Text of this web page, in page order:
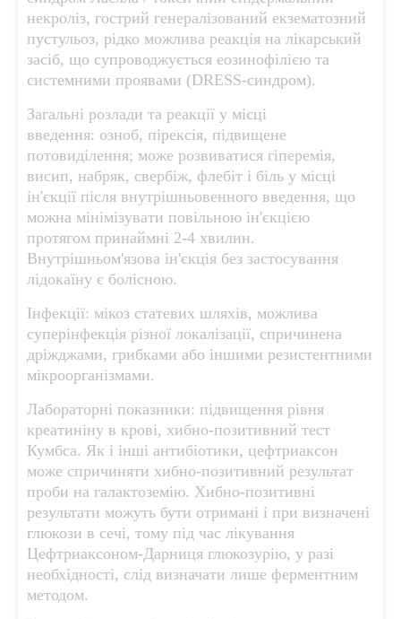
некроліз, гострий генералізований екзематозний
пустульоз, рідко можлива реакція на лікарський
засіб, що супроводжується еозинофілією та
системними проявами (DRESS-синдром).
Загальні розлади та реакції у місці
введення: озноб, пірексія, підвищене
потовиділення; може розвиватися гіперемія,
висип, набряк, свербіж, флебіт і біль у місці
ін'єкції після внутрішньовенного введення, що
можна мінімізувати повільною ін'єкцією
протягом принаймні 2-4 хвилин.
Внутрішньом'язова ін'єкція без застосування
лідокаїну є болісною.
Інфекції: мікоз статевих шляхів, можлива
суперінфекція різної локалізації, спричинена
дріжджами, грибками або іншими резистентними
мікроорганізмами.
Лабораторні показники: підвищення рівня
креатиніну в крові, хибно-позитивний тест
Кумбса. Як і інші антибіотики, цефтриаксон
може спричиняти хибно-позитивний результат
проби на галактоземію. Хибно-позитивні
результати можуть бути отримані і при визначені
глюкози в сечі, тому під час лікування
Цефтриаксоном-Дарниця глюкозурію, у разі
необхідності, слід визначати лише ферментним
методом.